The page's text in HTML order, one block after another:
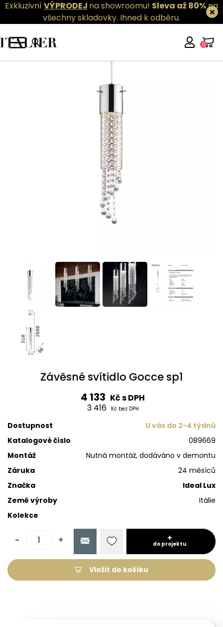
ExkluzivníVÝPRODEJ na showroomu! Sleva až 80%na
všechny skladovky. Ihned k odběru.
0
Závěsné svítidlo Gocce sp1
4 133 Kč s DPH
3 416
Kč bez DPH
Dostupnost
U vás do 2-4 týdnů
Katalogové číslo
089669
Montáž
Nutná montáž, dodáváno v demontu
Záruka
24 měsíců
Značka
Ideal Lux
Země výroby
Itálie
Kolekce
- +
Vložit do košíku
do projektu